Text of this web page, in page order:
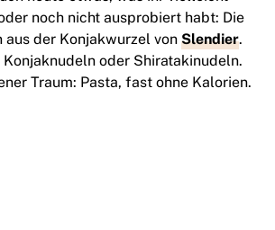
noch nicht ausprobiert habt: Die
aus der Konjakwurzel von Slendier.
oder Shiratakinudeln.
Traum: Pasta, fast ohne Kalorien.